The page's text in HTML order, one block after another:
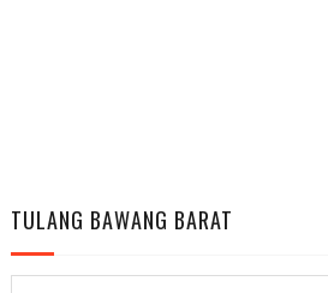
TULANG BAWANG BARAT